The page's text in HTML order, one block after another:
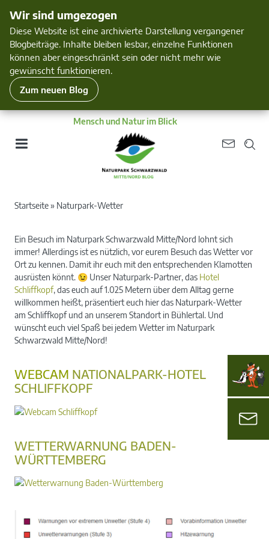
Wir sind umgezogen
Diese Website ist eine archivierte Darstellung vergangener
Blogbeiträge. Inhalte bleiben lesbar, einzelne Funktionen
können aber eingeschränkt sein oder nicht mehr wie
gewünscht funktionieren.
Zum neuen Blog
Mensch und Natur im Blick
Startseite» Naturpark-Wetter
Ein Besuch im Naturpark Schwarzwald Mitte/Nord lohnt sich
immer! Allerdings ist es nützlich, vor eurem Besuch das Wetter vor
Ort zu kennen. Damit ihr euch mit den entsprechenden Klamotten
ausrüsten könnt. 😉 Unser Naturpark-Partner, das Hotel
Schliffkopf, das euch auf 1.025 Metern über dem Alltag gerne
willkommen heißt, präsentiert euch hier das Naturpark-Wetter
am Schliffkopf und an unserem Standort in Bühlertal. Und
wünscht euch viel Spaß bei jedem Wetter im Naturpark
Schwarzwald Mitte/Nord!
WEBCAM NATIONALPARK-HOTEL
SCHLIFFKOPF
WETTERWARNUNG BADEN-
WÜRTTEMBERG